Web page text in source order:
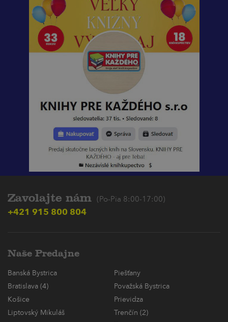
Zavolajte nám (Po-Pia 8:00-17:00)
+421 915 800 804
Naše Predajne
Banská Bystrica
Piešťany
Bratislava (4)
Považská Bystrica
Košice
Prievidza
Liptovský Mikuláš
Trenčín (2)